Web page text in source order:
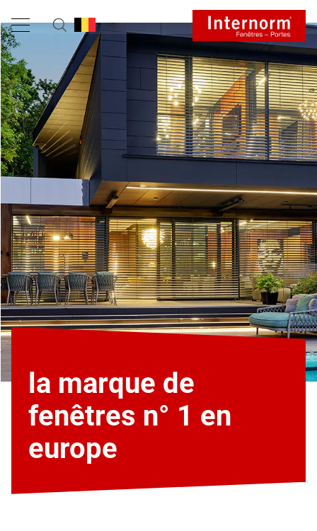
la marque de
fenêtres n° 1 en
europe